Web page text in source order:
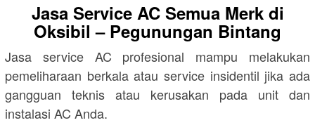
Jasa Service AC Semua Merk di
Oksibil – Pegunungan Bintang
Jasa service AC profesional mampu melakukan
pemeliharaan berkala atau service insidentil jika ada
gangguan teknis atau kerusakan pada unit dan
instalasi AC Anda.